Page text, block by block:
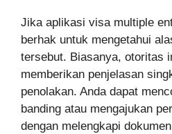
Jika aplikasi visa multiple
berhak untuk mengetahui
tersebut. Biasanya, otoritas
memberikan penjelasan
penolakan. Anda dapat
banding atau mengajukan
dengan melengkapi